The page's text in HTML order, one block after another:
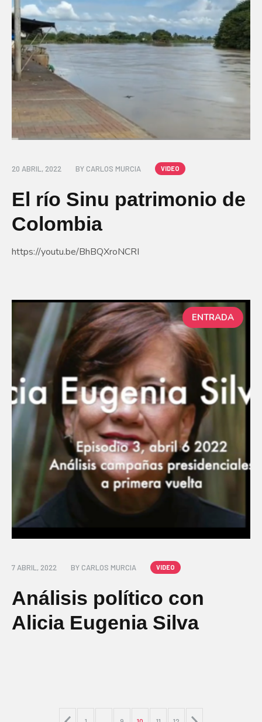
20 ABRIL, 2022 BY CARLOS MURCIA VIDEO
El río Sinu patrimonio de
Colombia
https://youtu.be/BhBQXroNCRI
ENTRADA
7 ABRIL, 2022 BY CARLOS MURCIA VIDEO
Análisis político con
Alicia Eugenia Silva